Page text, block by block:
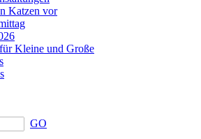
Katzen vor
Kleine und Große
GO